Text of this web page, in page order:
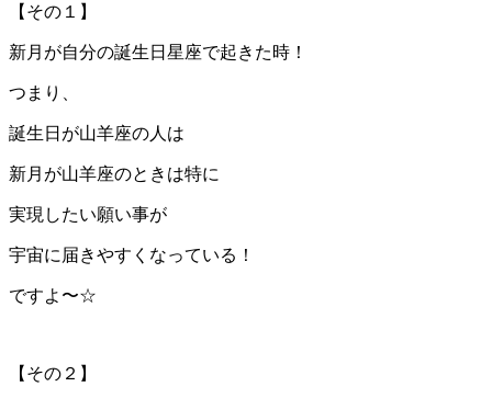
【その１】
新月が自分の誕生日星座で起きた時！
つまり、
誕生日が山羊座の人は
新月が山羊座のときは特に
実現したい願い事が
宇宙に届きやすくなっている！
ですよ〜☆
【その２】